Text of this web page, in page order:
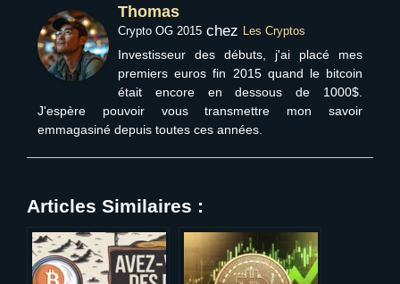
Thomas
Crypto OG 2015 chez Les Cryptos
Investisseur des débuts, j'ai placé mes
premiers euros fin 2015 quand le bitcoin
était encore en dessous de 1000$.
J'espère pouvoir vous transmettre mon savoir
emmagasiné depuis toutes ces années.
Articles Similaires :